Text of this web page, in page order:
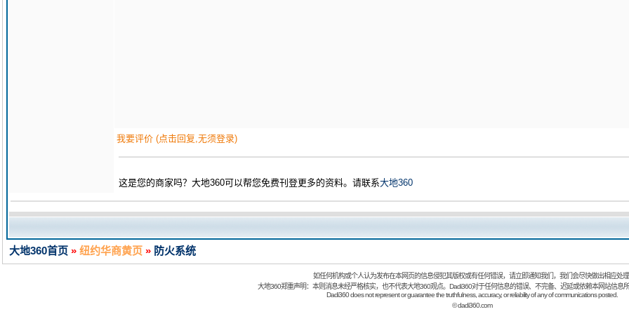
我要评价 (点击回复,无须登录)
这是您的商家吗？大地360可以帮您免费刊登更多的资料。请联系大地360
大地360首页 » 纽约华商黄页 » 防火系统
如任何机构或个人认为发布在本网页的信息侵犯其版权或有任何错误，请立即通知我们，我们会尽快做出相应处理.
大地360郑重声明：本则消息未经严格核实，也不代表大地360观点。Dadi360对于任何信息的错误、不完备、迟延或依赖本网站信息
Dadi360 does not represent or guarantee the truthfulness, accuracy, or reliability of any of communications posted.
©dadi360.com